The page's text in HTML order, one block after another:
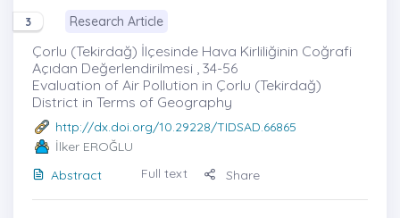
3 Research Article
Çorlu (Tekirdağ) İlçesinde Hava Kirliliğinin Coğrafi
Açıdan Değerlendirilmesi , 34-56
Evaluation of Air Pollution in Çorlu (Tekirdağ)
District in Terms of Geography
http://dx.doi.org/10.29228/TIDSAD.66865
İlker EROĞLU
Abstract
Full text Share